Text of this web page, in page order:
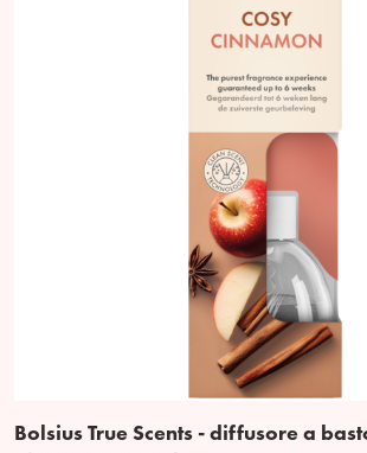
Bolsius True Scents - diffusore a